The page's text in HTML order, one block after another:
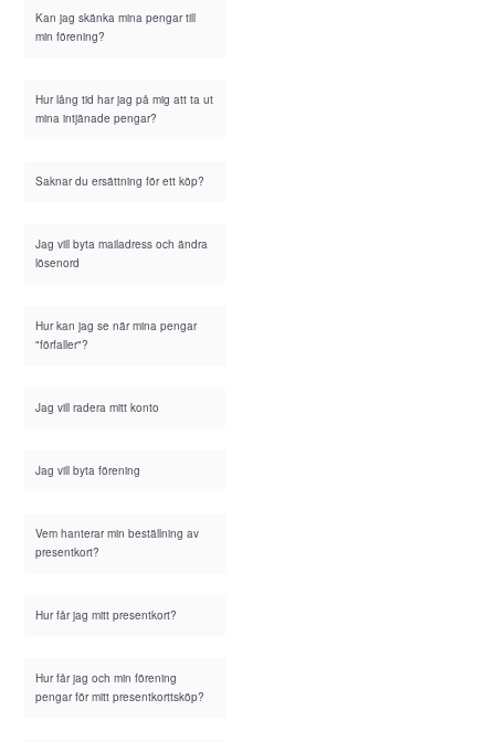
Kan jag skänka mina pengar till
min förening?
Hur lång tid har jag på mig att ta ut
mina intjänade pengar?
Saknar du ersättning för ett köp?
Jag vill byta mailadress och ändra
lösenord
Hur kan jag se när mina pengar
"förfaller"?
Jag vill radera mitt konto
Jag vill byta förening
Vem hanterar min beställning av
presentkort?
Hur får jag mitt presentkort?
Hur får jag och min förening
pengar för mitt presentkorttsköp?